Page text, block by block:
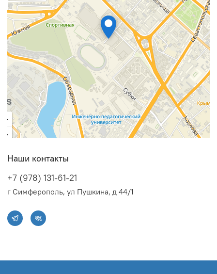
Наши контакты
+7 (978) 131-61-21
г Симферополь, ул Пушкина, д 44/1